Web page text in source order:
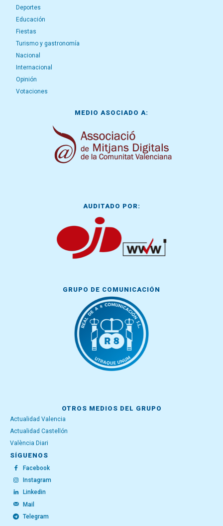
Deportes
Educación
Fiestas
Turismo y gastronomía
Nacional
Internacional
Opinión
Votaciones
MEDIO ASOCIADO A:
AUDITADO POR:
GRUPO DE COMUNICACIÓN
OTROS MEDIOS DEL GRUPO
Actualidad Valencia
Actualidad Castellón
València Diari
SÍGUENOS
Facebook
Instagram
Linkedin
Mail
Telegram